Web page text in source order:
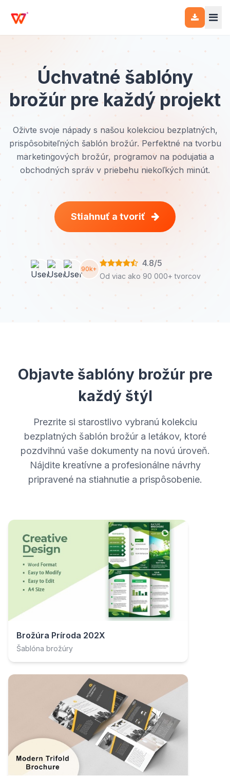
Úchvatné šablóny
brožúr pre každý projekt
Oživte svoje nápady s našou kolekciou bezplatných,
prispôsobiteľných šablón brožúr. Perfektné na tvorbu
marketingových brožúr, programov na podujatia a
obchodných správ v priebehu niekoľkých minút.
Stiahnuť a tvoriť
90k+
4.8/5
Od viac ako 90 000+ tvorcov
Objavte šablóny brožúr pre
každý štýl
Prezrite si starostlivo vybranú kolekciu
bezplatných šablón brožúr a letákov, ktoré
pozdvihnú vaše dokumenty na novú úroveň.
Nájdite kreatívne a profesionálne návrhy
pripravené na stiahnutie a prispôsobenie.
Brožúra Príroda 202X
Šablóna brožúry